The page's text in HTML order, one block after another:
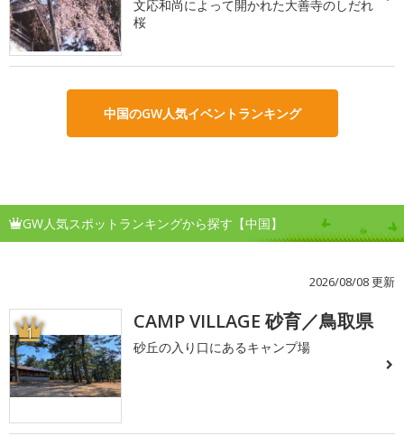
文応和尚によって開かれた大善寺のしだれ
桜
中国のGW人気イベントランキング
GW人気スポットランキングから探す【中国】
2026/08/08 更新
1 CAMP VILLAGE 砂育／鳥取県
砂丘の入り口にあるキャンプ場